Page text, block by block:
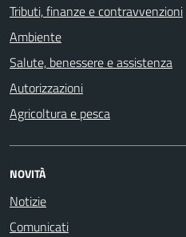
Tributi, finanze e contravvenzioni
Ambiente
Salute, benessere e assistenza
Autorizzazioni
Agricoltura e pesca
NOVITÀ
Notizie
Comunicati